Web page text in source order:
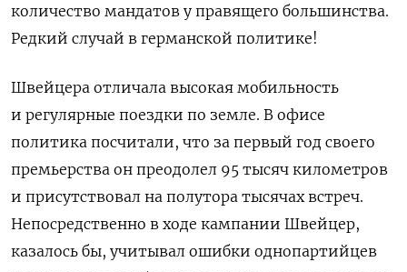
количество мандатов у правящего большинства.
Редкий случай в германской политике!
Швейцера отличала высокая мобильность
и регулярные поездки по земле. В офисе
политика посчитали, что за первый год своего
премьерства он преодолел 95 тысяч километров
и присутствовал на полутора тысячах встреч.
Непосредственно в ходе кампании Швейцер,
казалось бы, учитывал ошибки однопартийцев